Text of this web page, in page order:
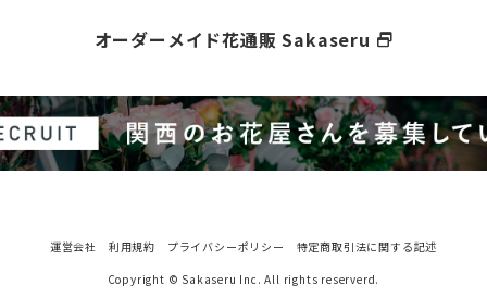
オーダーメイド花通販 Sakaseru select_window
運営会社 利用規約 プライバシーポリシー
特定商取引法に関する記述
Copyright © Sakaseru Inc. All rights reserverd.